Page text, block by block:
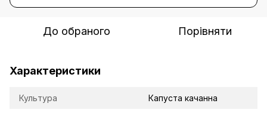
До обраного Порівняти
Характеристики
Культура Капуста качанна